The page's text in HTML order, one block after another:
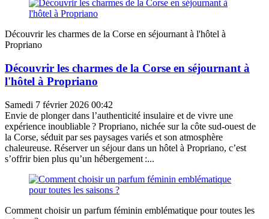
Découvrir les charmes de la Corse en séjournant à l'hôtel à
Propriano
Découvrir les charmes de la Corse en séjournant à
l'hôtel à Propriano
Samedi 7 février 2026 00:42
Envie de plonger dans l’authenticité insulaire et de vivre une
expérience inoubliable ? Propriano, nichée sur la côte sud-ouest de
la Corse, séduit par ses paysages variés et son atmosphère
chaleureuse. Réserver un séjour dans un hôtel à Propriano, c’est
s’offrir bien plus qu’un hébergement :...
Comment choisir un parfum féminin emblématique pour toutes les